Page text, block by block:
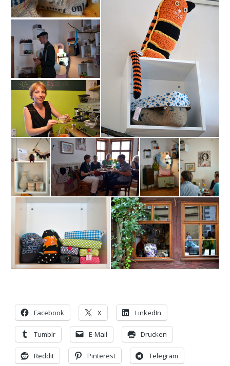
Facebook X LinkedIn
Tumblr E-Mail Drucken
Reddit Pinterest Telegram